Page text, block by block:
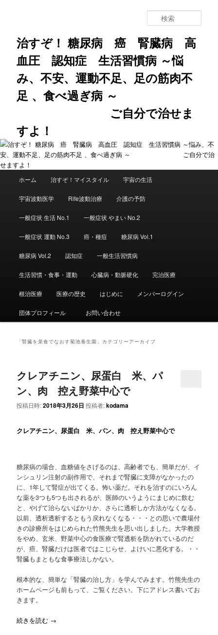
治すぞ！ 糖尿病 癌 腎臓病 高
血圧 認知症 生活習慣病 ～悩
み、不安、運動不足、足の筋肉不
足 、食べ過ぎ病 ～
ご自分で治せま
すよ！
索
ホーム 治すぞ！マイスタイル 宇宙の生活
宇宙波動医学 Rife波動治療 介護の予防
一般症状 生活 No.1 一般症状 やまい No.2
一般症状 運動 No.3 癌・種痘 糖尿病 Vol.1
糖尿病 Vol.2 認知症 一般生活習慣病
生活習慣・食事・運動 心臓病・動脈硬化 完治医療
根治医療 医療の歴史 はじめに メンバーログイン
団体プロフィール お問い合わせ
「腎臓を菜食でなおす菊池養生園 」カテゴリーアーカイブ
クレアチニン、尿蛋白 米、パ
ン、肉 控え野菜中心で
投稿日時:2018年3月26日 投稿者:kodama
クレアチニン、尿蛋白 米、パン、肉 控え野菜中心で
糖尿病の場合、血糖値をさげるのは、高齢者でも、簡単だが、イ
ンシュリン注射の副作用で、それまで腎臓に支障がなかったの
に、1年して腎症が出てくる。怖い薬だ。それを治すのにいろん
な薬を3つも5つも出されるが、医師のいうようにまじめに飲む
と、やげて治らないばかりか、さらに透析しか方法がなくなる。
以前、透析透析するともう戻れなくなる・・・との思いで農場付
きの診療所をはじめられた竹熊先生を思い出しました。大学教授
をやめ、玄米、野菜中心の食医療で腎透析を防がれているのだ
が、癌、腎臓だけは医者ではこじらせ、よけいに悪化する。・・
腎臓もまともな食事療法しかない。
根本的な、簡単な「腎臓の治し方」を学んでみます。竹熊先生の
ホームページも前もって、ご覧ください。下にアドレス書いてお
きます。
続きを読む →